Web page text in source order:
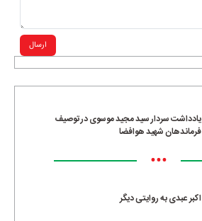
یادداشت سردار سید مجید موسوی در توصیف
فرماندهان شهید هوافضا
•••
اکبر عبدی به روایتی دیگر
ارسال